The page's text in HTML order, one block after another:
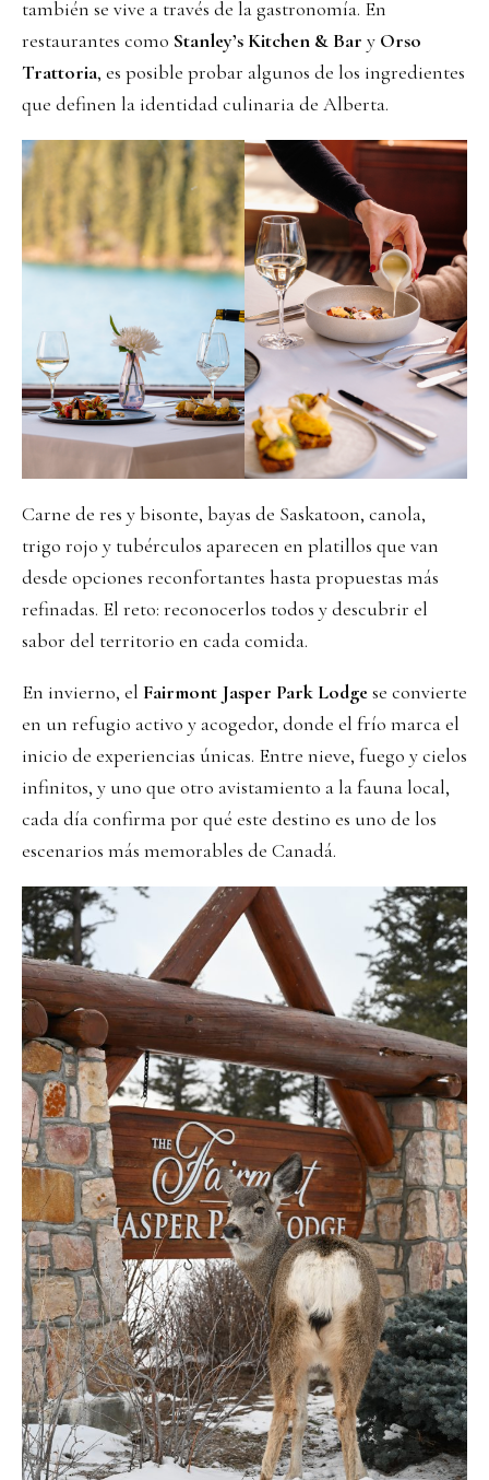
también se vive a través de la gastronomía. En
restaurantes como Stanley’s Kitchen & Bar y Orso
Trattoria, es posible probar algunos de los ingredientes
que definen la identidad culinaria de Alberta.
Carne de res y bisonte, bayas de Saskatoon, canola,
trigo rojo y tubérculos aparecen en platillos que van
desde opciones reconfortantes hasta propuestas más
refinadas. El reto: reconocerlos todos y descubrir el
sabor del territorio en cada comida.
En invierno, el Fairmont Jasper Park Lodgese convierte
en un refugio activo y acogedor, donde el frío marca el
inicio de experiencias únicas. Entre nieve, fuego y cielos
infinitos, y uno que otro avistamiento a la fauna local,
cada día confirma por qué este destino es uno de los
escenarios más memorables de Canadá.